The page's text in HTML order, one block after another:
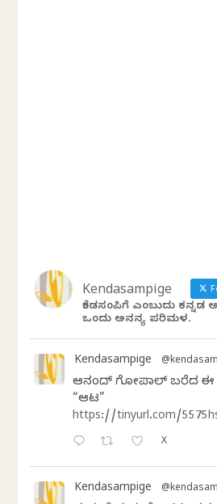
Kendasampige
ಕೆಂಡಸಂಪಿಗೆ ಎಂಬುದು
ಒಂದು ಅನನ್ಯ ಪರಿಮಳ.
Kendasampige
ಆನಂದ್‌ ಗೋಪಾಲ್‌ ಬರೆದ ಈ
“ಆಟ”
https://tinyurl.com/
X
Kendasampige